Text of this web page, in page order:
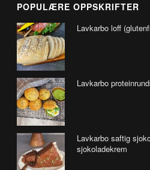
POPULÆRE OPPSKRIFTER
Lavkarbo loff
Lavkarbo
Lavkarbo saftig
sjokoladekrem